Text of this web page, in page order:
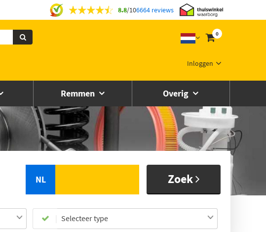
8.8/106664 reviews
0
Inloggen
Remmen Overig
NL Zoek
Selecteer type